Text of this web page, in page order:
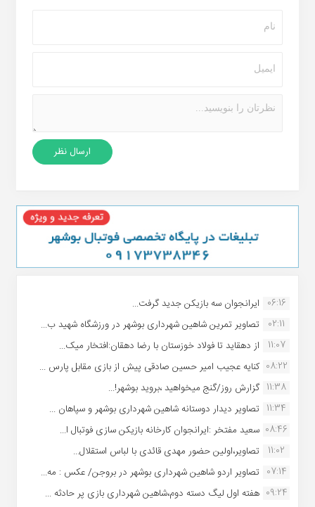
06:16 ایرانجوان سه بازیکن جدید گرفت...
02:11
تصاویر تمرین شاهین شهردارى بوشهر در ورزشگاه شهید ب...
11:07
از دهقاید تا فولاد خوزستان با رضا دهقان:افتخار میک...
08:22 کنایه عجیب امیر حسین صادقی پیش از بازی مقابل پارس ...
11:38 گزارش روز/گنج میخواهید ،بروید بوشهر!...
11:34 تصاویر دیدار دوستانه شاهین شهردارى بوشهر و سپاهان ...
08:46 سعید مفتخر :ایرانجوان کارخانه بازیکن سازی فوتبال ا...
11:02
تصاویر،اولین حضور مهدی قائدی با لباس استقلال...
07:14 تصاویر اردو شاهین شهرداری بوشهر در بروجن/ عکس : مه...
09:24 هفته اول لیگ دسته دوم،شاهین شهرداری بازی پر حادثه ...